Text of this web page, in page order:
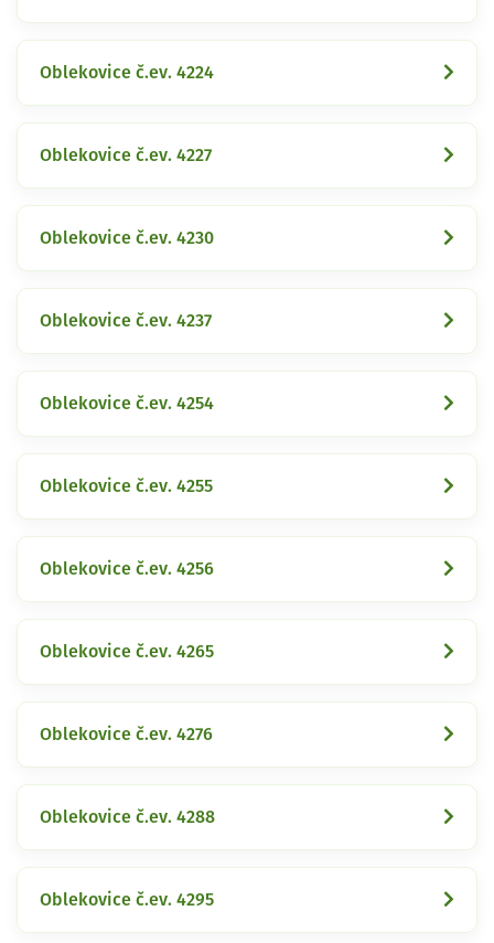
Oblekovice č.ev. 4224
Oblekovice č.ev. 4227
Oblekovice č.ev. 4230
Oblekovice č.ev. 4237
Oblekovice č.ev. 4254
Oblekovice č.ev. 4255
Oblekovice č.ev. 4256
Oblekovice č.ev. 4265
Oblekovice č.ev. 4276
Oblekovice č.ev. 4288
Oblekovice č.ev. 4295